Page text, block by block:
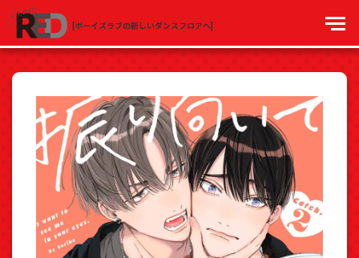
[ボーイズラブの新しいダンスフロアへ]